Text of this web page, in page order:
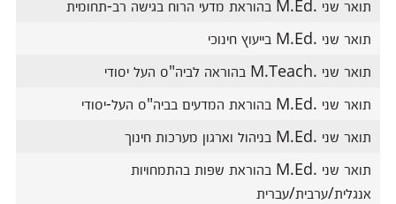
תואר שני .M.Ed בהוראת מדעי הרוח בגישה רב-תחומית​​​​
תואר שני .M.Ed בייעוץ חינוכי
תואר שני .M.Teach בהוראה לביה"ס העל יסודי​​​​
תואר שני .M.Ed בהוראת המדעים בביה"ס העל-יסודי
תואר שני .M.Ed בניהול וארגון מערכות חינוך
תואר שני .M.Ed בהוראת שפות בהתמחויות
אנגלית/ערבית/עברית